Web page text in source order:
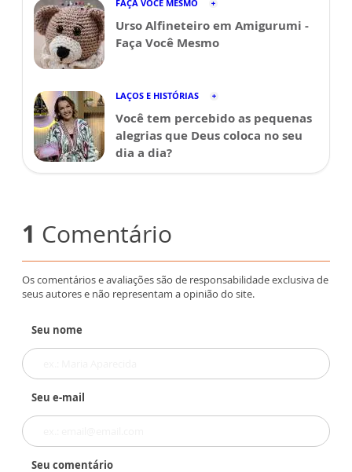
FAÇA VOCÊ MESMO
Urso Alfineteiro em Amigurumi -
Faça Você Mesmo
LAÇOS E HISTÓRIAS
Você tem percebido as pequenas
alegrias que Deus coloca no seu
dia a dia?
1 Comentário
Os comentários e avaliações são de responsabilidade exclusiva de
seus autores e não representam a opinião do site.
Seu nome
Seu e-mail
Seu comentário